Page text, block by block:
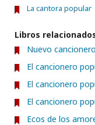
La cantora popular
Libros
Nuevo
El cancionero
El cancionero
El cancionero
Ecos de los